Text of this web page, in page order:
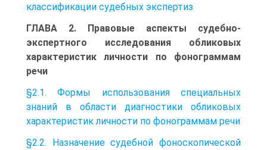
классификации судебных экспертиз
ГЛАВА 2. Правовые аспекты судебно-
экспертного исследования обликовых
характеристик личности по фонограммам
речи
§2.1. Формы использования специальных
знаний в области диагностики обликовых
характеристик личности по фонограммам речи
§2.2. Назначение судебной фоноскопической